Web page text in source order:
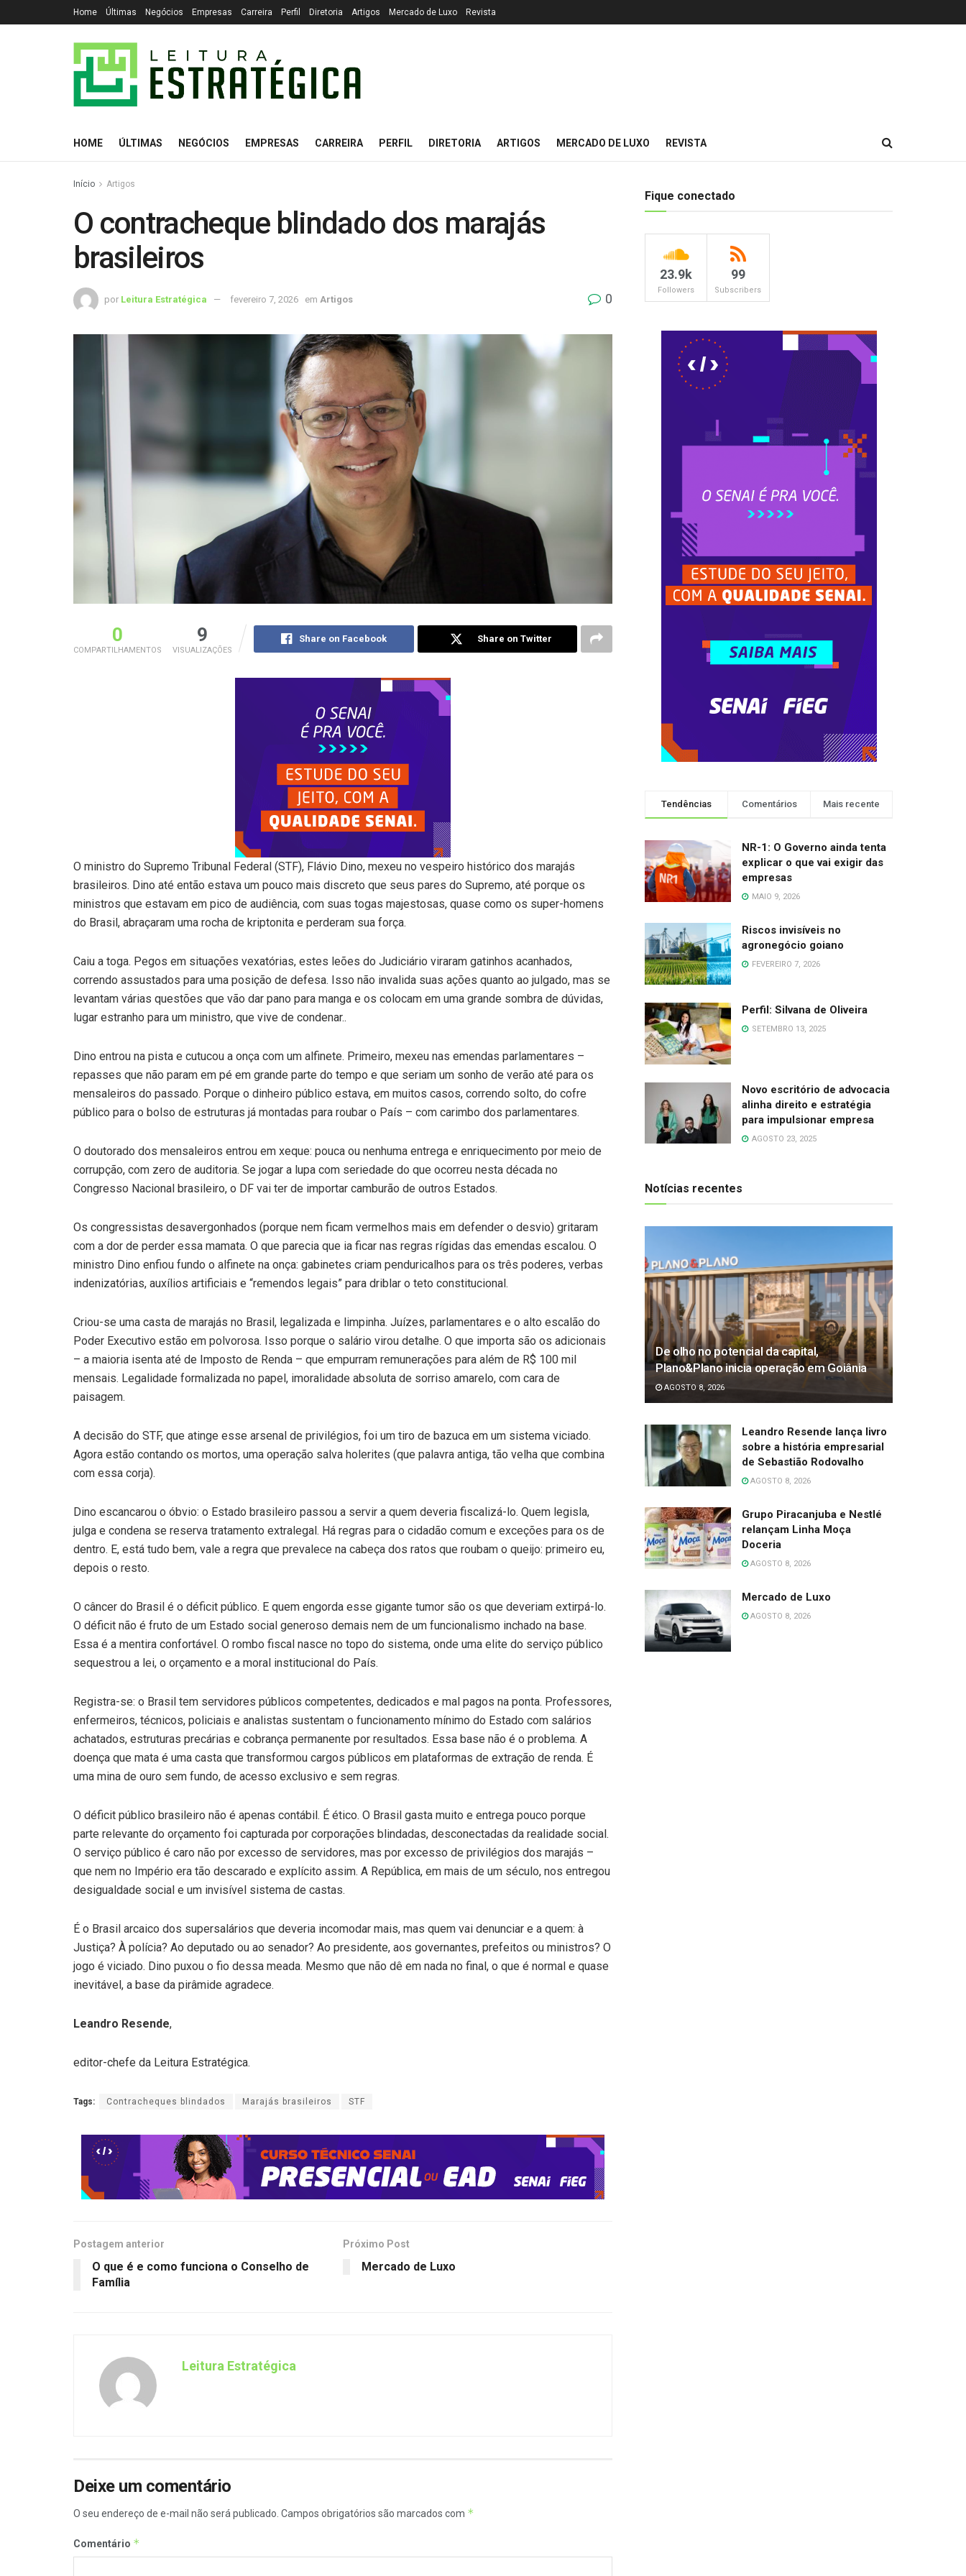
Home Últimas Negócios Empresas Carreira Perfil Diretoria Artigos Mercado de Luxo Revista
HOME ÚLTIMAS NEGÓCIOS EMPRESAS CARREIRA PERFIL DIRETORIA ARTIGOS MERCADO DE LUXO REVISTA
Início Artigos
O contracheque blindado dos marajás
brasileiros
por Leitura Estratégica fevereiro 7, 2026 em Artigos 0
0
COMPARTILHAMENTOS
9
VISUALIZAÇÕES
Share on Facebook Share on Twitter
O ministro do Supremo Tribunal Federal (STF), Flávio Dino, mexeu no vespeiro histórico dos marajás
brasileiros. Dino até então estava um pouco mais discreto que seus pares do Supremo, até porque os
ministros que estavam em pico de audiência, com suas togas majestosas, quase como os super-homens
do Brasil, abraçaram uma rocha de kriptonita e perderam sua força.
Caiu a toga. Pegos em situações vexatórias, estes leões do Judiciário viraram gatinhos acanhados,
correndo assustados para uma posição de defesa. Isso não invalida suas ações quanto ao julgado, mas se
levantam várias questões que vão dar pano para manga e os colocam em uma grande sombra de dúvidas,
lugar estranho para um ministro, que vive de condenar..
Dino entrou na pista e cutucou a onça com um alfinete. Primeiro, mexeu nas emendas parlamentares –
repasses que não param em pé em grande parte do tempo e que seriam um sonho de verão até para os
mensaleiros do passado. Porque o dinheiro público estava, em muitos casos, correndo solto, do cofre
público para o bolso de estruturas já montadas para roubar o País – com carimbo dos parlamentares.
O doutorado dos mensaleiros entrou em xeque: pouca ou nenhuma entrega e enriquecimento por meio de
corrupção, com zero de auditoria. Se jogar a lupa com seriedade do que ocorreu nesta década no
Congresso Nacional brasileiro, o DF vai ter de importar camburão de outros Estados.
Os congressistas desavergonhados (porque nem ficam vermelhos mais em defender o desvio) gritaram
com a dor de perder essa mamata. O que parecia que ia ficar nas regras rígidas das emendas escalou. O
ministro Dino enfiou fundo o alfinete na onça: gabinetes criam penduricalhos para os três poderes, verbas
indenizatórias, auxílios artificiais e “remendos legais” para driblar o teto constitucional.
Criou-se uma casta de marajás no Brasil, legalizada e limpinha. Juízes, parlamentares e o alto escalão do
Poder Executivo estão em polvorosa. Isso porque o salário virou detalhe. O que importa são os adicionais
– a maioria isenta até de Imposto de Renda – que empurram remunerações para além de R$ 100 mil
mensais. Legalidade formalizada no papel, imoralidade absoluta de sorriso amarelo, com cara de
paisagem.
A decisão do STF, que atinge esse arsenal de privilégios, foi um tiro de bazuca em um sistema viciado.
Agora estão contando os mortos, uma operação salva holerites (que palavra antiga, tão velha que combina
com essa corja).
Dino escancarou o óbvio: o Estado brasileiro passou a servir a quem deveria fiscalizá-lo. Quem legisla,
julga e condena se reserva tratamento extralegal. Há regras para o cidadão comum e exceções para os de
dentro. E, está tudo bem, vale a regra que prevalece na cabeça dos ratos que roubam o queijo: primeiro eu,
depois o resto.
O câncer do Brasil é o déficit público. E quem engorda esse gigante tumor são os que deveriam extirpá-lo.
O déficit não é fruto de um Estado social generoso demais nem de um funcionalismo inchado na base.
Essa é a mentira confortável. O rombo fiscal nasce no topo do sistema, onde uma elite do serviço público
sequestrou a lei, o orçamento e a moral institucional do País.
Registra-se: o Brasil tem servidores públicos competentes, dedicados e mal pagos na ponta. Professores,
enfermeiros, técnicos, policiais e analistas sustentam o funcionamento mínimo do Estado com salários
achatados, estruturas precárias e cobrança permanente por resultados. Essa base não é o problema. A
doença que mata é uma casta que transformou cargos públicos em plataformas de extração de renda. É
uma mina de ouro sem fundo, de acesso exclusivo e sem regras.
O déficit público brasileiro não é apenas contábil. É ético. O Brasil gasta muito e entrega pouco porque
parte relevante do orçamento foi capturada por corporações blindadas, desconectadas da realidade social.
O serviço público é caro não por excesso de servidores, mas por excesso de privilégios dos marajás –
que nem no Império era tão descarado e explícito assim. A República, em mais de um século, nos entregou
desigualdade social e um invisível sistema de castas.
É o Brasil arcaico dos supersalários que deveria incomodar mais, mas quem vai denunciar e a quem: à
Justiça? À polícia? Ao deputado ou ao senador? Ao presidente, aos governantes, prefeitos ou ministros? O
jogo é viciado. Dino puxou o fio dessa meada. Mesmo que não dê em nada no final, o que é normal e quase
inevitável, a base da pirâmide agradece.
Leandro Resende,
editor-chefe da Leitura Estratégica.
Tags: Contracheques blindados Marajás brasileiros STF
Postagem anterior
O que é e como funciona o Conselho de
Família
Próximo Post
Mercado de Luxo
Leitura Estratégica
Deixe um comentário
O seu endereço de e-mail não será publicado. Campos obrigatórios são marcados com *
Comentário *
Fique conectado
23.9k
Followers
99
Subscribers
Tendências Comentários Mais recente
NR-1: O Governo ainda tenta
explicar o que vai exigir das
empresas
MAIO 9, 2026
Riscos invisíveis no
agronegócio goiano
FEVEREIRO 7, 2026
Perfil: Silvana de Oliveira
SETEMBRO 13, 2025
Novo escritório de advocacia
alinha direito e estratégia
para impulsionar empresa
AGOSTO 23, 2025
Notícias recentes
De olho no potencial da capital,
Plano&Plano inicia operação em Goiânia
AGOSTO 8, 2026
Leandro Resende lança livro
sobre a história empresarial
de Sebastião Rodovalho
AGOSTO 8, 2026
Grupo Piracanjuba e Nestlé
relançam Linha Moça
Doceria
AGOSTO 8, 2026
Mercado de Luxo
AGOSTO 8, 2026